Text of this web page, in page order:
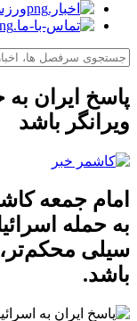
پاسخ ایران به
ویرانگر باشد
امام جمعه
به حمله
سیلی محکم‌تر،
باشد.